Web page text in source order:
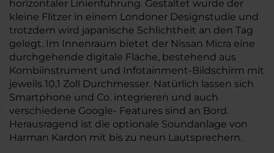
horizontaler Linienführung. Gestaltet wurde der
kleine Flitzer in einem Londoner Designstudie und
trotzdem wird japanische Schlichtheit an den Tag
gelegt. Im Innenraum bietet der Nissan Micra eine
durchgehende digitale Fläche, bestehend aus
Kombiinstrument und Infotainment-Bildschirm mit
jeweils 10,1 Zoll Durchmesser. Natürlich lassen sich
Smartphone und Co. integrieren und auch
verschiedene Google- Features sind an Bord.
Herausragend ist die optionale Soundanlage von
Harman Kardon mit bis zu neun Lautsprechern.